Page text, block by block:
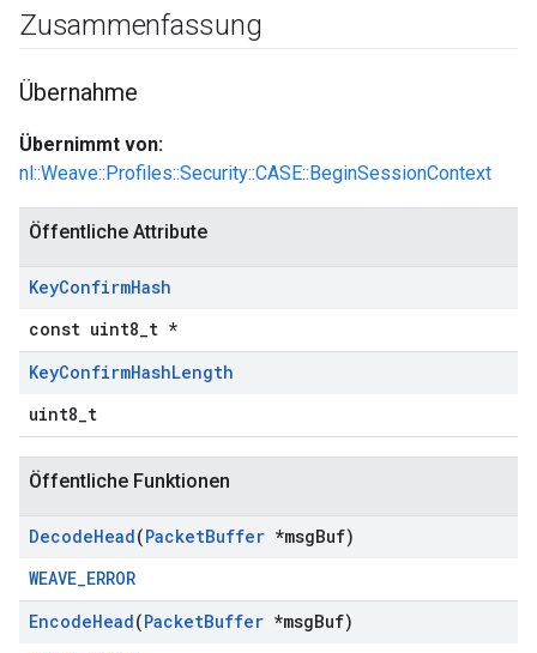
Zusammenfassung
Übernahme
Übernimmt von:
nl::Weave::Profiles::Security::CASE::BeginSessionContext
Öffentliche Attribute
KeyConfirmHash
const uint8_t *
KeyConfirmHashLength
uint8_t
Öffentliche Funktionen
DecodeHead(PacketBuffer *msgBuf)
WEAVE_ERROR
EncodeHead(PacketBuffer *msgBuf)